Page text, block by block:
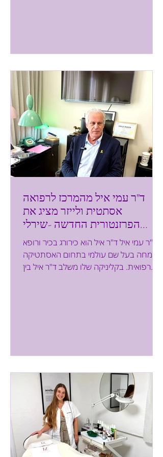
ד"ר עמי איל מהמרכז לרפואה
אסתטית ולייזר מציג את
הפרזנטורית החדשה -שירלי
בוגנים
ד"ר עמי איל ד"ר איל הוא כירורג בכיר ורופא
מומחה בעל שם עולמי בתחום האסתטיקה
רפואית. בקליניקה שלו משלב ד"ר איל בין